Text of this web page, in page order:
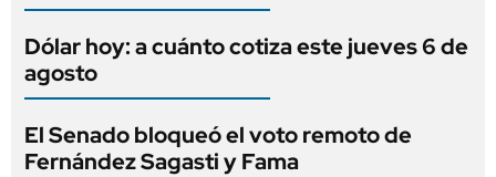
Dólar hoy: a cuánto cotiza este jueves 6 de
agosto
El Senado bloqueó el voto remoto de
Fernández Sagasti y Fama